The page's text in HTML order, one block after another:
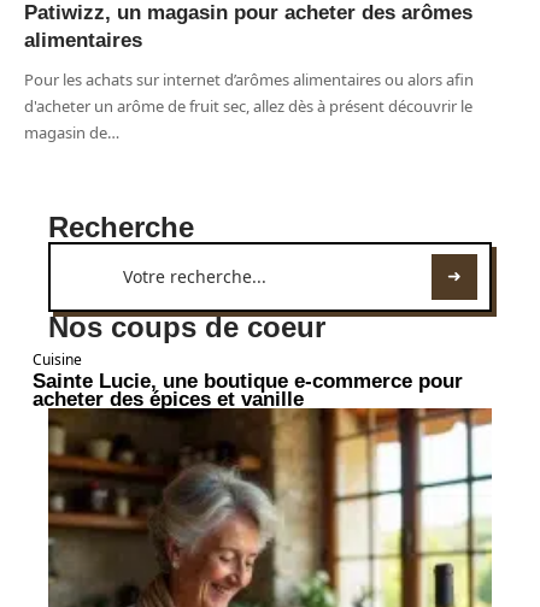
Patiwizz, un magasin pour acheter des arômes
alimentaires
Pour les achats sur internet d’arômes alimentaires ou alors afin
d'acheter un arôme de fruit sec, allez dès à présent découvrir le
magasin de…
Recherche
Nos coups de coeur
Cuisine
Sainte Lucie, une boutique e-commerce pour
acheter des épices et vanille